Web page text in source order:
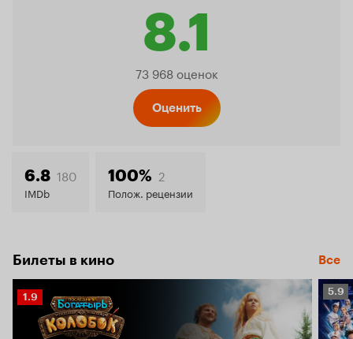
8.1
Рейтинг
8.1
73 968 оценок
Оценить
6.8 180
IMDb
100% 2
Полож. рецензии
Билеты в кино Все
Рейтинг
Кинопоиска
1.9
5.9
5.9